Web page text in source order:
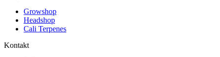
Growshop
Headshop
Cali Terpenes
Kontakt